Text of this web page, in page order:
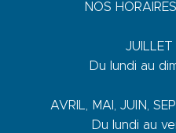
NOS
JUILLET
Du lundi au
AVRIL, MAI, JUIN,
Du lundi au